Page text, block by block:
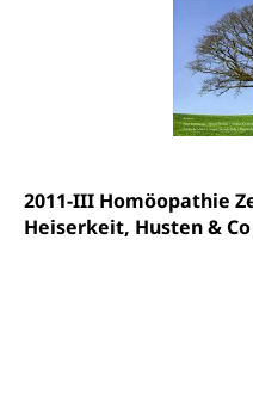
2011-III Homöopathie
Heiserkeit, Husten & Co